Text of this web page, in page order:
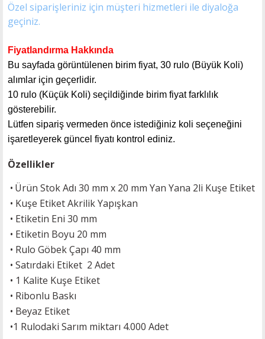
Özel siparişleriniz için müşteri hizmetleri ile diyaloğa
geçiniz.
Fiyatlandırma Hakkında
Bu sayfada görüntülenen birim fiyat, 30 rulo (Büyük Koli)
alımlar için geçerlidir.
10 rulo (Küçük Koli) seçildiğinde birim fiyat farklılık
gösterebilir.
Lütfen sipariş vermeden önce istediğiniz koli seçeneğini
işaretleyerek güncel fiyatı kontrol ediniz.
Özellikler
• Ürün Stok Adı 30 mm x 20 mm Yan Yana 2li Kuşe Etiket
• Kuşe Etiket Akrilik Yapışkan
• Etiketin Eni 30 mm
• Etiketin Boyu 20 mm
• Rulo Göbek Çapı 40 mm
• Satırdaki Etiket 2 Adet
• 1 Kalite Kuşe Etiket
• Ribonlu Baskı
• Beyaz Etiket
•1 Rulodaki Sarım miktarı 4.000 Adet